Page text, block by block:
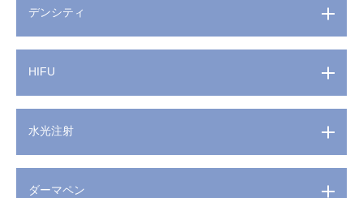
デンシティ
HIFU
水光注射
ダーマペン